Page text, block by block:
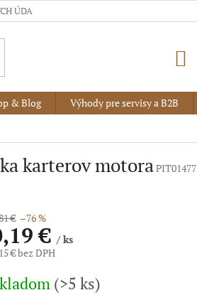
ÚDAJOV
& Blog Výhody pre servisy a B2B
karterov motoraPIT01477
€ –76 %
€/ ks
€ bez DPH
(>5 ks)